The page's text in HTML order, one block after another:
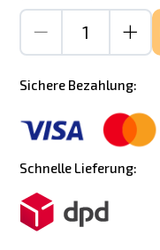
Sichere Bezahlung:
Schnelle Lieferung: